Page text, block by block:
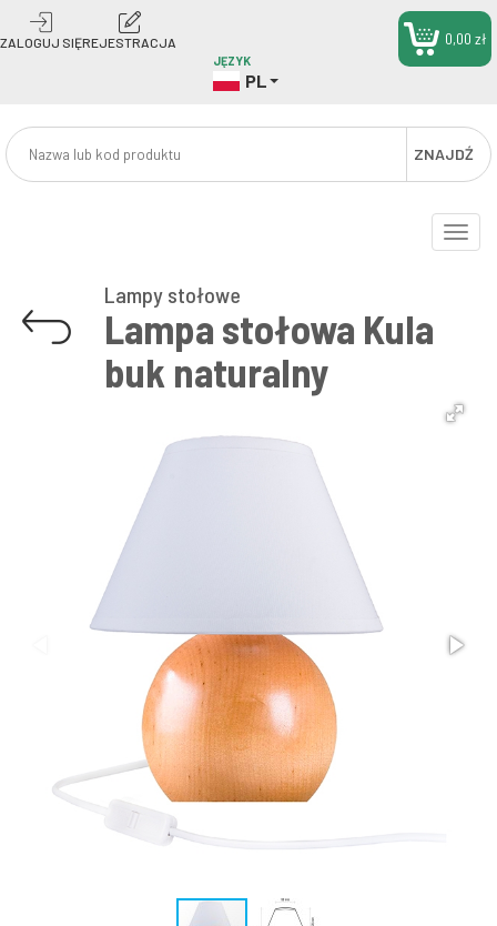
ZALOGUJ SIĘREJESTRACJA
JĘZYK
PL
ZNAJDŹ
0,00 zł
Toggle
Lampy stołowe
Lampa stołowa Kula
buk naturalny